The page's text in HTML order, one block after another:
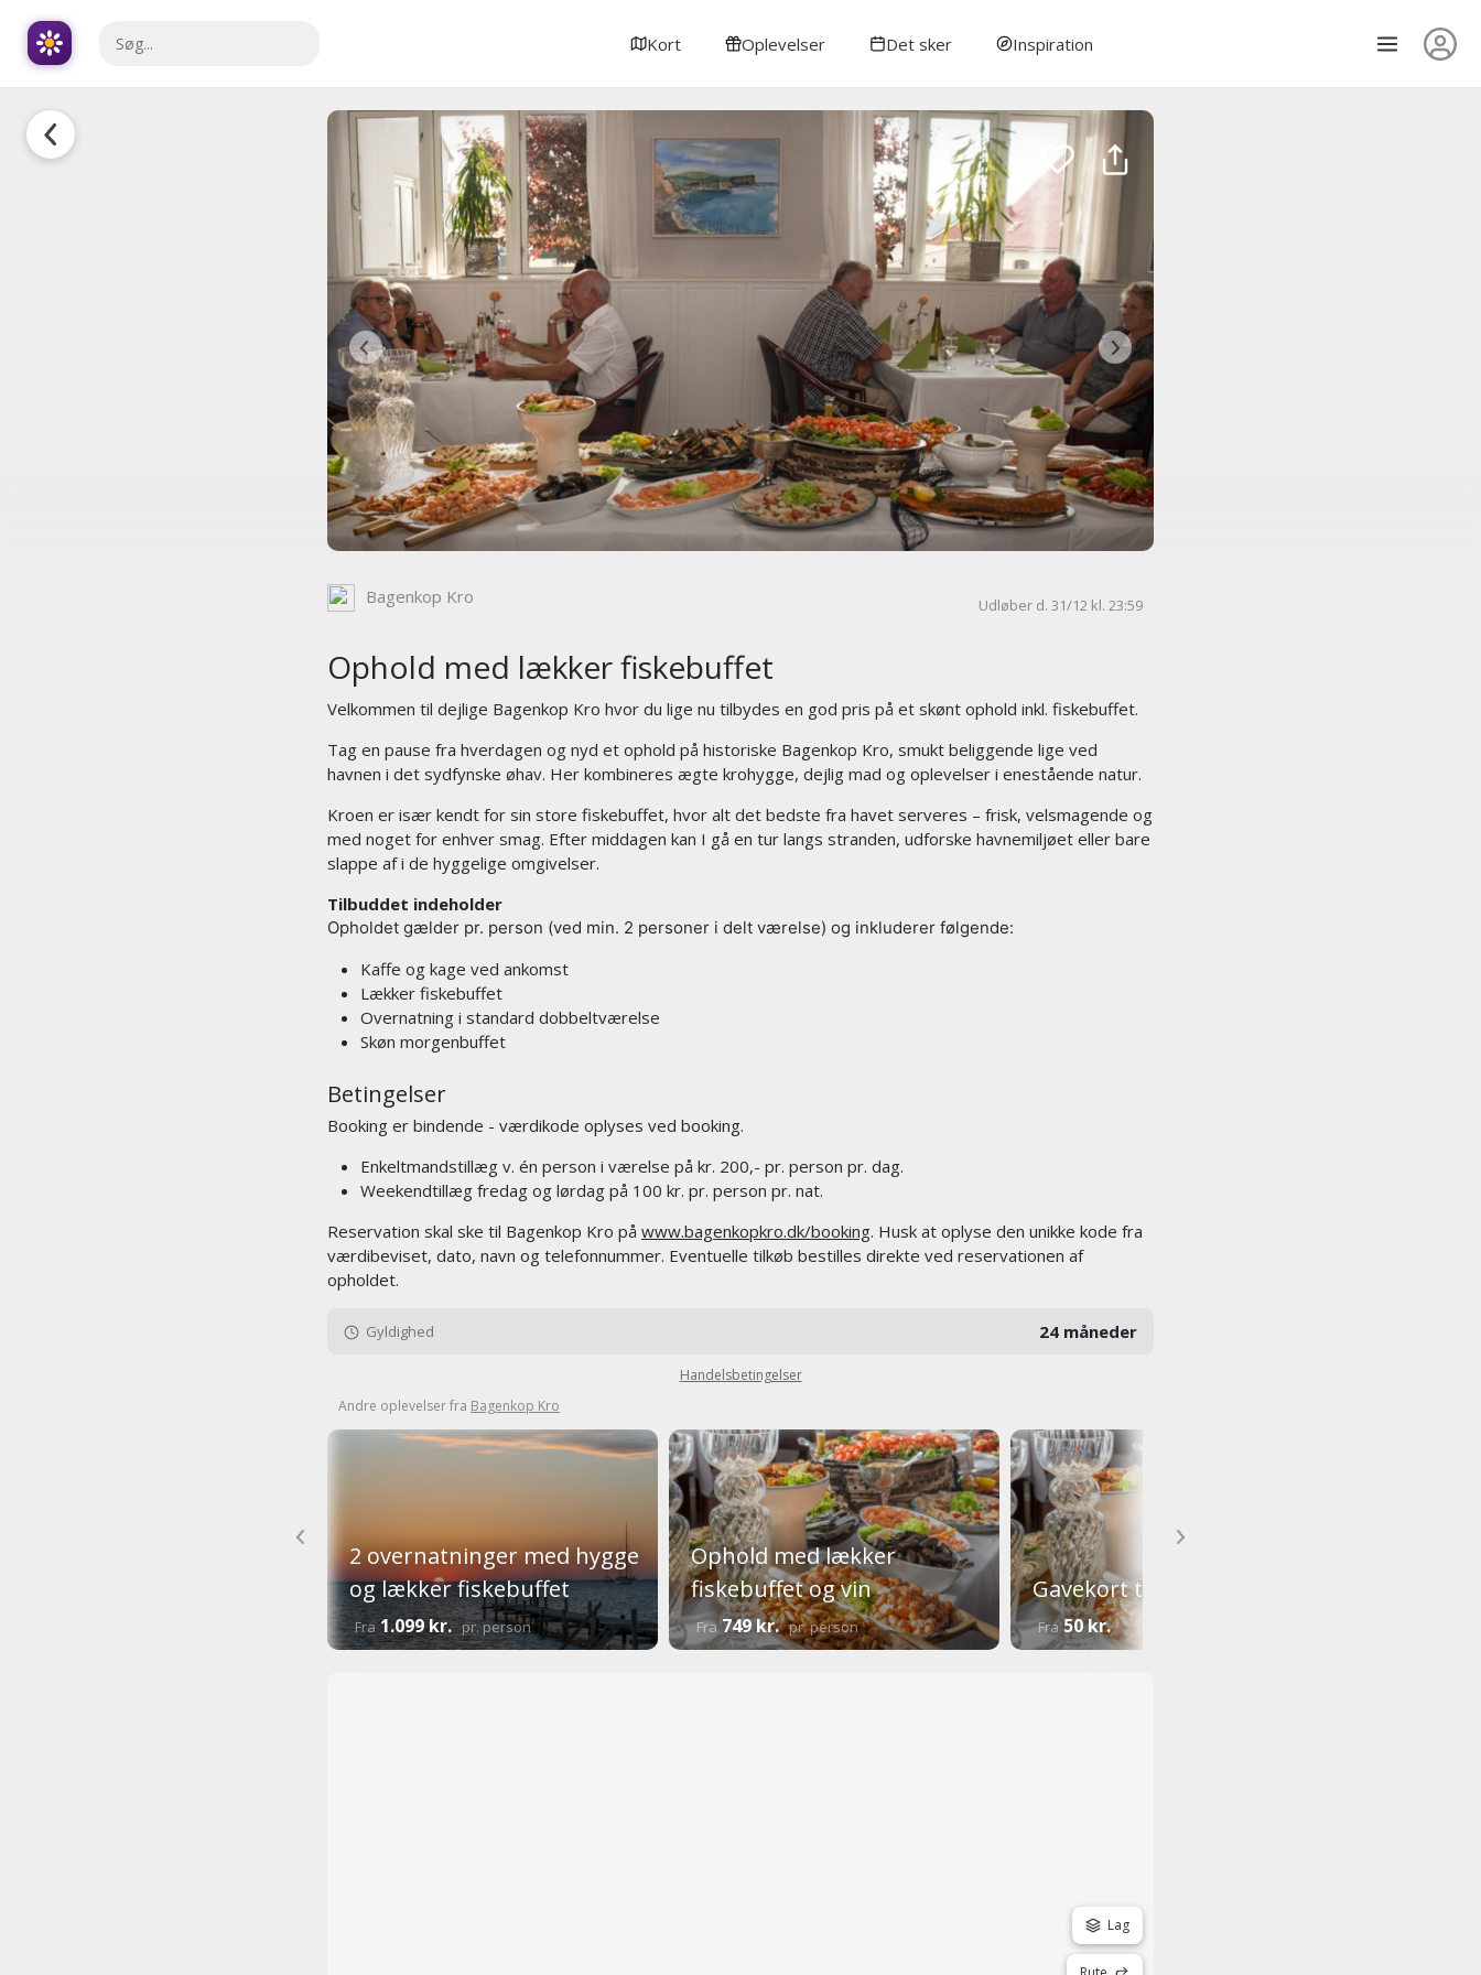
Kort Oplevelser Det sker Inspiration
Bagenkop Kro Udløber d. 31/12 kl. 23:59
Ophold med lækker fiskebuffet
Velkommen til dejlige Bagenkop Kro hvor du lige nu tilbydes en god pris på et skønt ophold inkl. fiskebuffet.
Tag en pause fra hverdagen og nyd et ophold på historiske Bagenkop Kro, smukt beliggende lige ved
havnen i det sydfynske øhav. Her kombineres ægte krohygge, dejlig mad og oplevelser i enestående natur.
Kroen er især kendt for sin store fiskebuffet, hvor alt det bedste fra havet serveres – frisk, velsmagende og
med noget for enhver smag. Efter middagen kan I gå en tur langs stranden, udforske havnemiljøet eller bare
slappe af i de hyggelige omgivelser.
Tilbuddet indeholder
Opholdet gælder pr. person (ved min. 2 personer i delt værelse) og inkluderer følgende:
Kaffe og kage ved ankomst
Lækker fiskebuffet
Overnatning i standard dobbeltværelse
Skøn morgenbuffet
Betingelser
Booking er bindende - værdikode oplyses ved booking.
Enkeltmandstillæg v. én person i værelse på kr. 200,- pr. person pr. dag.
Weekendtillæg fredag og lørdag på 100 kr. pr. person pr. nat.
Reservation skal ske til Bagenkop Kro på www.bagenkopkro.dk/booking. Husk at oplyse den unikke kode fra
værdibeviset, dato, navn og telefonnummer. Eventuelle tilkøb bestilles direkte ved reservationen af
opholdet.
Gyldighed 24 måneder
Handelsbetingelser
Andre oplevelser fra Bagenkop Kro
2 overnatninger med hygge
og lækker fiskebuffet
Fra1.099 kr. pr. person
Ophold med lækker
fiskebuffet og vin
Fra749 kr. pr. person
Gavekort til Bagenkop Kro
Fra50 kr.
Lag